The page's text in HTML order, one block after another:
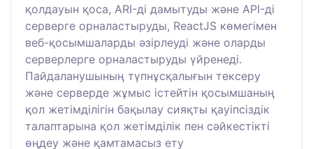
қолдауын қоса, ARI-ді дамытуды және API-ді
серверге орналастыруды, ReactJS көмегімен
веб-қосымшаларды әзірлеуді және оларды
серверлерге орналастыруды үйренеді.
Пайдаланушының түпнұсқалығын тексеру
және серверде жұмыс істейтін қосымшаның
қол жетімділігін бақылау сияқты қауіпсіздік
талаптарына қол жетімділік пен сәйкестікті
өңдеу және қамтамасыз ету